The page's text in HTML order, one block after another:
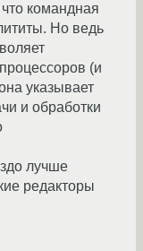
командная
Но ведь
(и
указывает
и обработки
лучше
редакторы